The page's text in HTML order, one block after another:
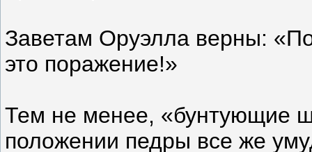
Заветам Оруэлла верны:
это поражение!»
Тем не менее, «бунтующие
положении педры все же